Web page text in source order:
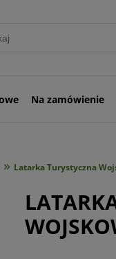
Na zamówienie
» Latarka Turystyczna